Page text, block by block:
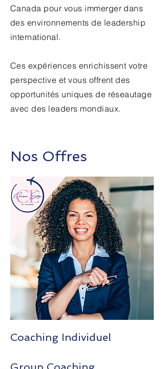
Canada pour vous immerger dans
des environnements de leadership
international.
Ces expériences enrichissent votre
perspective et vous offrent des
opportunités uniques de réseautage
avec des leaders mondiaux.
Nos Offres
Coaching Individuel